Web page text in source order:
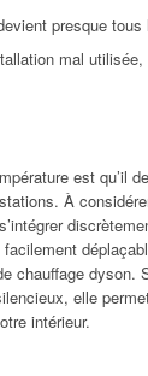
presque tous
mal
est qu’il
À
chauffage dyson.
elle
intérieur.